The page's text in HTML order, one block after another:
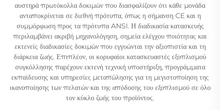
αυστηρά πρωτόκολλα δοκιμών που διασφαλίζουν ότι κάθε μονάδα
ανταποκρίνεται σε διεθνή πρότυπα, όπως η σήμανση CE και η
συμμόρφωση προς τα πρότυπα ANSI. Η διαδικασία κατασκευής
περιλαμβάνει ακριβή μηχανολόγηση, σημεία ελέγχου ποιότητας και
εκτενείς διαδικασίες δοκιμών που εγγυώνται την αξιοπιστία και τη
διάρκεια ζωής. Επιπλέον, οι κορυφαίοι κατασκευαστές εξοπλισμού
συγκόλλησης παρέχουν εκτενή τεχνική υποστήριξη, προγράμματα
εκπαίδευσης και υπηρεσίες μεταπώλησης για τη μεγιστοποίηση της
ικανοποίησης των πελατών και της απόδοσης του εξοπλισμού σε όλο
τον κύκλο ζωής του προϊόντος.